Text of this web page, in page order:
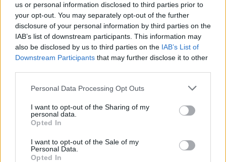
us or personal information disclosed to third parties prior to
your opt-out. You may separately opt-out of the further
disclosure of your personal information by third parties on the
IAB’s list of downstream participants. This information may
also be disclosed by us to third parties on the IAB’s List of
Downstream Participants that may further disclose it to other
Personal Data Processing Opt Outs
I want to opt-out of the Sharing of my
personal data.
Opted In
I want to opt-out of the Sale of my
Personal Data.
Opted In
Žinios
00:12:21
N. Puteikis apie savo veiksmus: bandau paveikti
Lietuvos politiką
Žinios | Lietuvos diena
00:03:34
Politologas: kurių miestų rinkėjai gali nulemti rezultatą ir
kam bus sunkiausia